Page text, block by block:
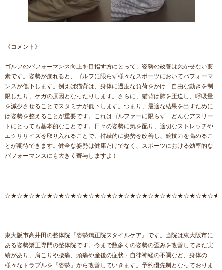
《コメント》
ゴルフのパフォーマンス向上を目指す方にとって、姿勢の改善は欠かせない要
素です。姿勢が崩れると、ゴルフに限らず様々なスポーツにおいてパフォーマ
ンスが低下します。例えば猫背は、身体に過度な負荷をかけ、自由な動きを制
限したり、ケガの原因となったりします。さらに、猫背は肺を圧迫し、呼吸量
を減少させることでスタミナが低下します。つまり、最適な結果を出すために
は姿勢を整えることが重要です。これはゴルファーに限らず、どんなアスリー
トにとっても基本的なことです。日々の姿勢に気を配り、適切なストレッチや
エクササイズを取り入れることで、持続的に姿勢を改善し、競技力を高めるこ
とが期待できます。健全な姿勢は健康だけでなく、スポーツにおける効率的な
パフォーマンスにも大きく寄与しますよ！
東大阪市高井田の整体院『姿勢矯正院スタイルケア』です。当院は東大阪市に
ある姿勢矯正専門の整体院です。今まで数多くの姿勢の歪みを改善してきた実
績があり、肩こりや腰痛、頭痛や産後の症状・自律神経の不調など、身体の
様々なトラブルを『姿勢』から改善していきます。予約優先制となっておりま